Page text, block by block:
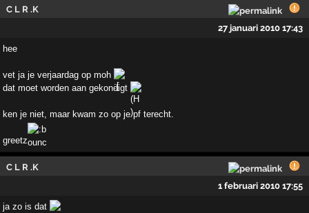
C L R .K
27 januari 2010 17:43
hee
vet ja je verjaardag op moh
dat moet worden aan gekondigt
ken je niet, maar kwam zo op je pf terecht.
greetz
C L R .K
1 februari 2010 17:55
ja zo is dat